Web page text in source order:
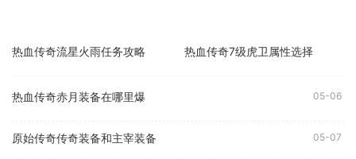
热血传奇流星火雨任务攻略 热血传奇7级虎卫属性选择
热血传奇赤月装备在哪里爆 05-06
原始传奇传奇装备和主宰装备 05-07